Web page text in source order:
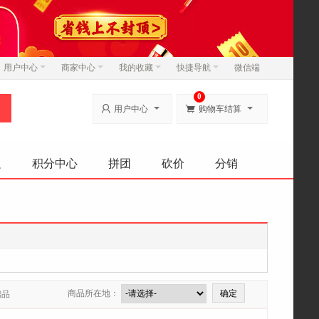
用户中心 商家中心 我的收藏 快捷导航 微信端
 用户中心  购物车结算
0
积分中心 拼团 砍价 分销
商品所在地：